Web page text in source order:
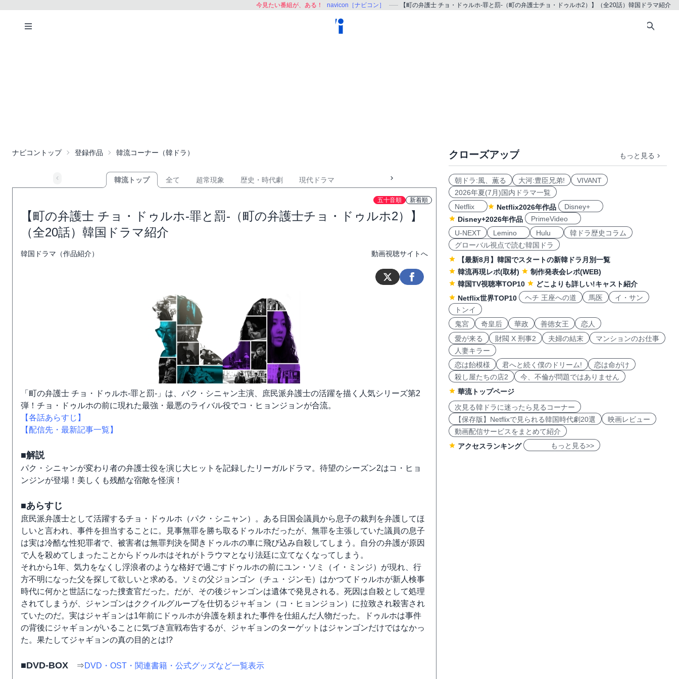
今見たい番組が、ある！ navicon［ナビコン］ 【町の弁護士 チョ・ドゥルホ-罪と罰-（町の弁護士チョ・ドゥルホ2）】（全20話）韓国ドラマ紹介
ナビコントップ 登録作品 韓流コーナー（韓ドラ）
韓流トップ 全て 超常現象 歴史・時代劇 現代ドラマ
五十音順 新着順
【町の弁護士 チョ・ドゥルホ-罪と罰-（町の弁護士チョ・ドゥルホ2）】
（全20話）韓国ドラマ紹介
韓国ドラマ（作品紹介） 動画視聴サイトへ
「町の弁護士 チョ・ドゥルホ-罪と罰-」は、パク・シニャン主演、庶民派弁護士の活躍を描く人気シリーズ第2
弾！チョ・ドゥルホの前に現れた最強・最悪のライバル役でコ・ヒョンジョンが合流。
【各話あらすじ】
【配信先・最新記事一覧】
■解説
パク・シニャンが変わり者の弁護士役を演じ大ヒットを記録したリーガルドラマ。待望のシーズン2はコ・ヒョ
ンジンが登場！美しくも残酷な宿敵を怪演！
■あらすじ
庶民派弁護士として活躍するチョ・ドゥルホ（パク・シニャン）。ある日国会議員から息子の裁判を弁護してほ
しいと言われ、事件を担当することに。見事無罪を勝ち取るドゥルホだったが、無罪を主張していた議員の息子
は実は冷酷な性犯罪者で、被害者は無罪判決を聞きドゥルホの車に飛び込み自殺してしまう。自分の弁護が原因
で人を殺めてしまったことからドゥルホはそれがトラウマとなり法廷に立てなくなってしまう。
それから1年、気力をなくし浮浪者のような格好で過ごすドゥルホの前にユン・ソミ（イ・ミンジ）が現れ、行
方不明になった父を探して欲しいと求める。ソミの父ジョンゴン（チュ・ジンモ）はかつてドゥルホが新人検事
時代に何かと世話になった捜査官だった。だが、その後ジャンゴンは遺体で発見される。死因は自殺として処理
されてしまうが、ジャンゴンはククイルグループを仕切るジャギョン（コ・ヒョンジョン）に拉致され殺害され
ていたのだ。実はジャギョンは1年前にドゥルホが弁護を頼まれた事件を仕組んだ人物だった。ドゥルホは事件
の背後にジャギョンがいることに気づき宣戦布告するが、ジャギョンのターゲットはジャンゴンだけではなかっ
た。果たしてジャギョンの真の目的とは!?
■DVD-BOX ⇒DVD・OST・関連書籍・公式グッズなど一覧表示
クローズアップ もっと見る
朝ドラ:風、薫る 大河:豊臣兄弟!
VIVANT
2026年夏(7月)国内ドラマ一覧
Netflix
Netflix2026年作品
Disney+
Disney+2026年作品
PrimeVideo
U-NEXT
Lemino Hulu
韓ドラ歴史コラム
グローバル視点で読む韓国ドラ
【最新8月】韓国でスタートの新韓ドラ月別一覧
韓流再現レポ(取材)
制作発表会レポ(WEB)
韓国TV視聴率TOP10
どこよりも詳しい!キャスト紹介
Netflix世界TOP10
ヘチ 王座への道 馬医
イ・サン
トンイ
鬼宮
奇皇后 華政 善徳女王
恋人
愛が来る
財閥 X 刑事2 夫婦の結末
マンションのお仕事
人妻キラー
恋は飴模様
君へと続く僕のドリーム!
恋は命がけ
殺し屋たちの店2
今、不倫が問題ではありません
華流トップページ
次見る韓ドラに迷ったら見るコーナー
【保存版】Netflixで見られる韓国時代劇20選
映画レビュー
動画配信サービスをまとめて紹介
アクセスランキング
もっと見る>>